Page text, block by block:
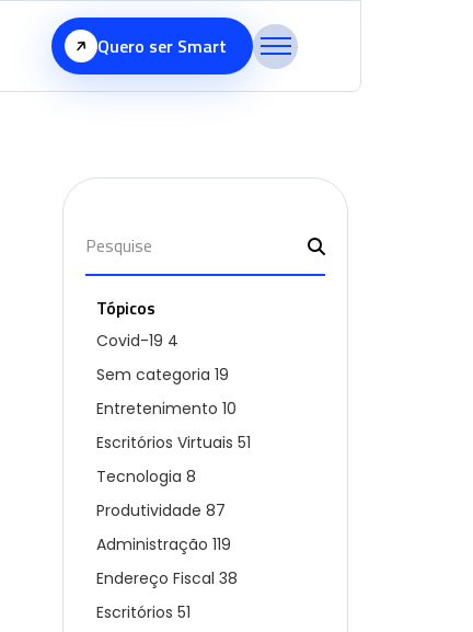
Quero ser Smart
Tópicos
Covid-19 4
Sem categoria 19
Entretenimento 10
Escritórios Virtuais 51
Tecnologia 8
Produtividade 87
Administração 119
Endereço Fiscal 38
Escritórios 51